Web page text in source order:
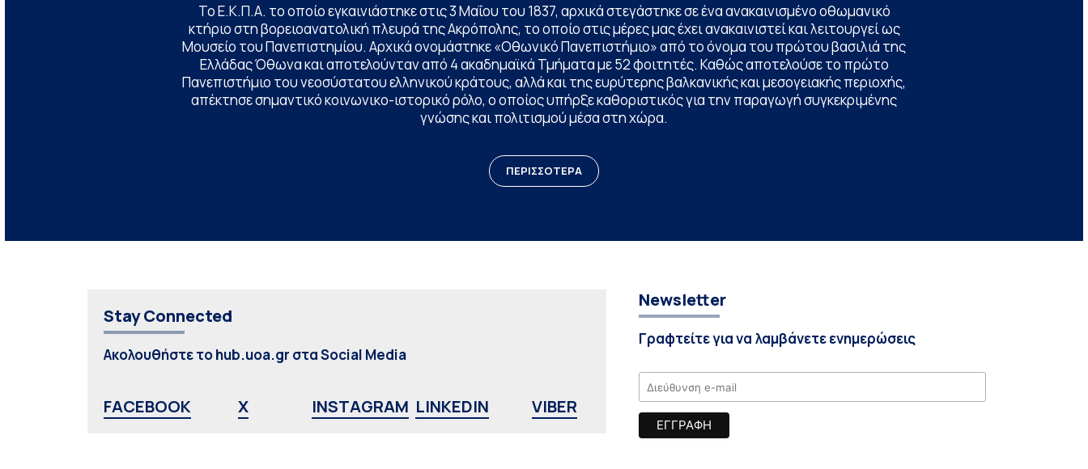
Το Ε.Κ.Π.Α. το οποίο εγκαινιάστηκε στις 3 Μαΐου του 1837, αρχικά στεγάστηκε σε ένα ανακαινισμένο οθωμανικό
κτήριο στη βορειοανατολική πλευρά της Ακρόπολης, το οποίο στις μέρες μας έχει ανακαινιστεί και λειτουργεί ως
Μουσείο του Πανεπιστημίου. Αρχικά ονομάστηκε «Οθωνικό Πανεπιστήμιο» από το όνομα του πρώτου βασιλιά της
Ελλάδας Όθωνα και αποτελούνταν από 4 ακαδημαϊκά Τμήματα με 52 φοιτητές. Καθώς αποτελούσε το πρώτο
Πανεπιστήμιο του νεοσύστατου ελληνικού κράτους, αλλά και της ευρύτερης βαλκανικής και μεσογειακής περιοχής,
απέκτησε σημαντικό κοινωνικο-ιστορικό ρόλο, ο οποίος υπήρξε καθοριστικός για την παραγωγή συγκεκριμένης
γνώσης και πολιτισμού μέσα στη χώρα.
ΠΕΡΙΣΣΟΤΕΡΑ
Stay Connected
Ακολουθήστε το hub.uoa.gr στα Social Media
FACEBOOK X INSTAGRAM LINKEDIN VIBER
Newsletter
Γραφτείτε για να λαμβάνετε ενημερώσεις